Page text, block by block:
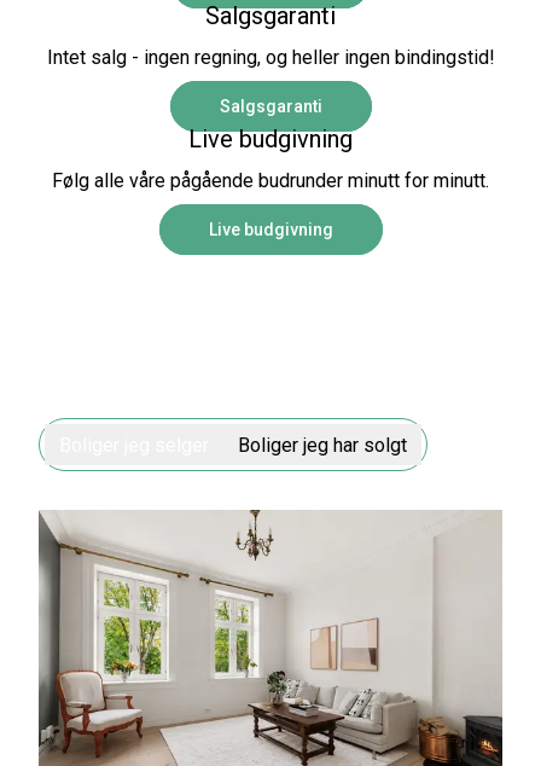
Salgsgaranti
Intet salg - ingen regning, og heller ingen bindingstid!
Salgsgaranti
Live budgivning
Følg alle våre pågående budrunder minutt for minutt.
Live budgivning
Boliger jeg har solgt